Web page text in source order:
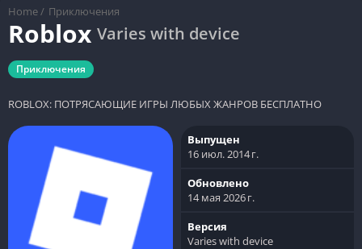
Home / Приключения
Roblox Varies with device
Приключения
ROBLOX: ПОТРЯСАЮЩИЕ ИГРЫ ЛЮБЫХ ЖАНРОВ БЕСПЛАТНО
Выпущен
16 июл. 2014 г.
Обновлено
14 мая 2026 г.
Версия
Varies with device